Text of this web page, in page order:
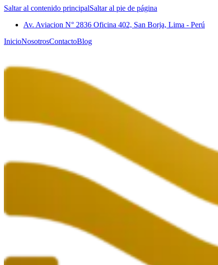
Saltar al contenido principalSaltar al pie de página
Av. Aviacion N° 2836 Oficina 402, San Borja, Lima - Perú
InicioNosotrosContactoBlog